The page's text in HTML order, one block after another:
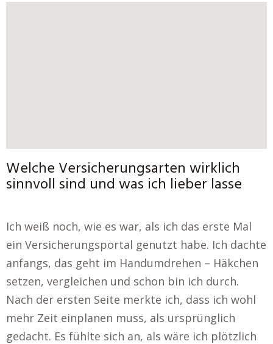
Welche Versicherungsarten wirklich
sinnvoll sind und was ich lieber lasse
Ich weiß noch, wie es war, als ich das erste Mal
ein Versicherungsportal genutzt habe. Ich dachte
anfangs, das geht im Handumdrehen – Häkchen
setzen, vergleichen und schon bin ich durch.
Nach der ersten Seite merkte ich, dass ich wohl
mehr Zeit einplanen muss, als ursprünglich
gedacht. Es fühlte sich an, als wäre ich plötzlich